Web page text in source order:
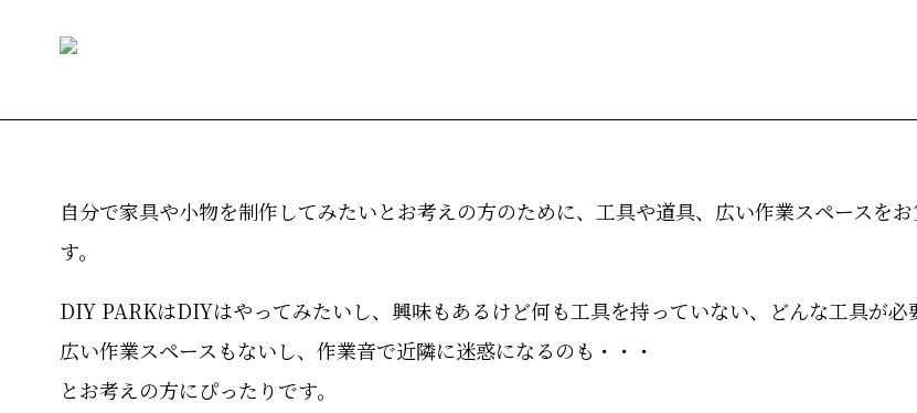
自分で家具や小物を制作してみたいとお考えの方のために、工具や道具、広い作業スペースを
す。
DIY PARKはDIYはやってみたいし、興味もあるけど何も工具を持っていない、どんな工具が必
広い作業スペースもないし、作業音で近隣に迷惑になるのも・・・
とお考えの方にぴったりです。